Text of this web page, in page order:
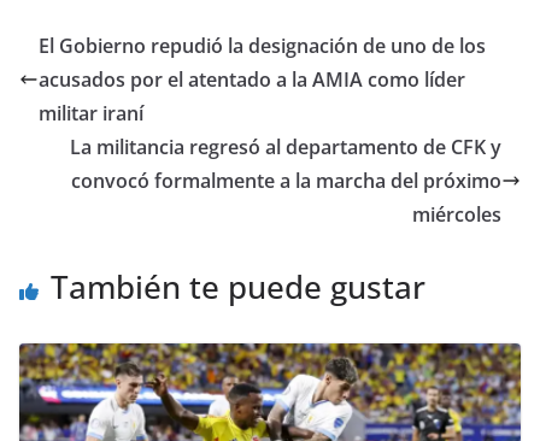
El Gobierno repudió la designación de uno de los
acusados por el atentado a la AMIA como líder
militar iraní
La militancia regresó al departamento de CFK y
convocó formalmente a la marcha del próximo
miércoles
También te puede gustar